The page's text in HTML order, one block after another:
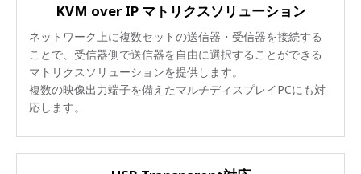
KVM over IP マトリクスソリューション
ネットワーク上に複数セットの送信器・受信器を接続する
ことで、受信器側で送信器を自由に選択することができる
マトリクスソリューションを提供します。
複数の映像出力端子を備えたマルチディスプレイPCにも対
応します。